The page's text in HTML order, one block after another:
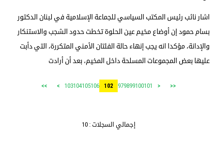
اشار نائب رئيس المكتب السياسي للجماعة الإسلامية في لبنان الدكتور
بسام حمود إن أوضاع مخيم عين الحلوة تخطت حدود الشجب والاستنكار
والإدانة، مؤكدا انه يجب إنهاء حالة الفلتان الأمني المتكررة، التي دأبت
عليها بعض المجموعات المسلحة داخل المخيم، بعد أن أرادت
<<
<
979899100101
102
103104105106
>
>>
إجمالي السجلات : 10